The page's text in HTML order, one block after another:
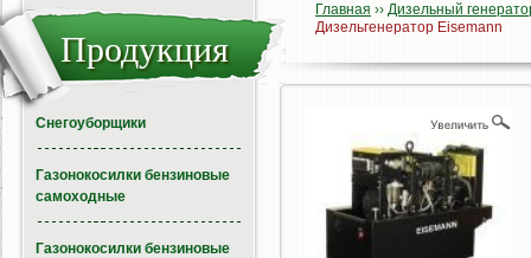
Главная ›› Дизельный
Дизельгенератор Eisemann
Продукция
Снегоуборщики
Газонокосилки бензиновые
самоходные
Газонокосилки бензиновые